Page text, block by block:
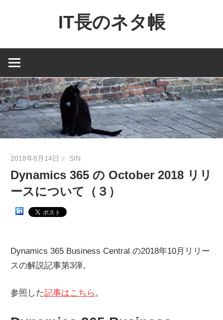
ン
へ
ス
キ
ッ
プ
IT長のネタ帳
NAV
Dynamics365
financial
を
中
に
MS
の
を
供
2018年8月14日 SIN
Dynamics 365 の October 2018 リリ
ースについて（３）
Dynamics 365 Business Central の2018年10月リリー
スの解説記事第3弾。
参照した記事はこちら。